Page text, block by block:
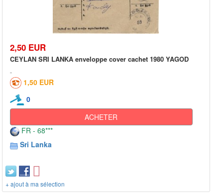
2,50 EUR
CEYLAN SRI LANKA enveloppe cover cachet 1980 YAGOD
1,50 EUR
0
ACHETER
FR - 68***
Sri Lanka
+ ajout à ma sélection